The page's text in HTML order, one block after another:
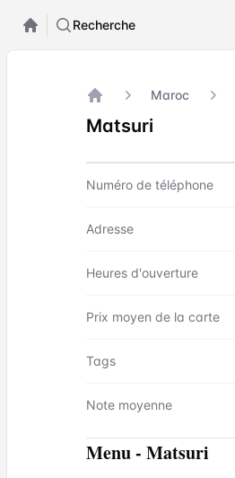
Recherche
Accueil
Maroc
Matsuri
Contact Matsuri
Numéro de téléphone
Adresse
Heures d'ouverture
Prix moyen de la carte
Tags
Note moyenne
Menu- Matsuri